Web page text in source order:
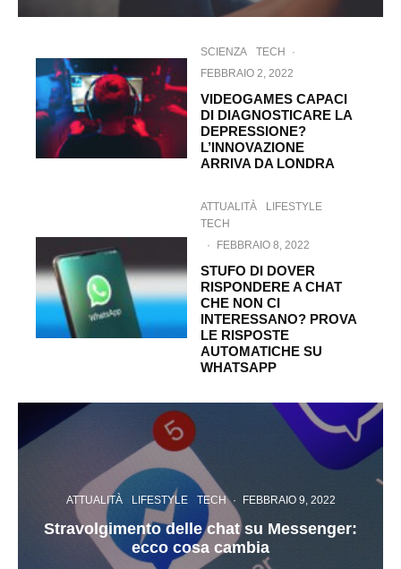
SCIENZA TECH
·
FEBBRAIO 2, 2022
VIDEOGAMES CAPACI
DI DIAGNOSTICARE LA
DEPRESSIONE?
L’INNOVAZIONE
ARRIVA DA LONDRA
ATTUALITÀ
LIFESTYLE
TECH
·
FEBBRAIO 8, 2022
STUFO DI DOVER
RISPONDERE A CHAT
CHE NON CI
INTERESSANO? PROVA
LE RISPOSTE
AUTOMATICHE SU
WHATSAPP
ATTUALITÀ LIFESTYLE TECH · FEBBRAIO 9, 2022
Stravolgimento delle chat su Messenger:
ecco cosa cambia